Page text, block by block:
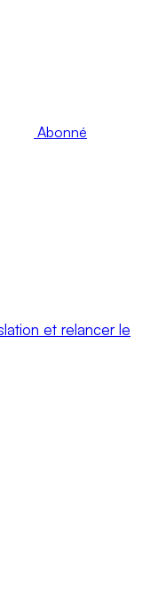
Abonné
et relancer le